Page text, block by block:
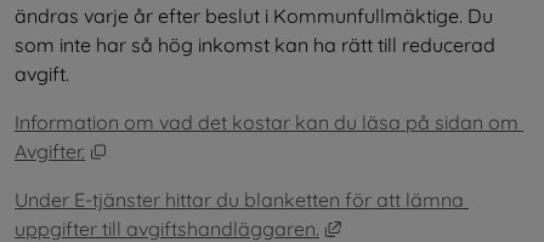
ändras varje år efter beslut i Kommunfullmäktige. Du
som inte har så hög inkomst kan ha rätt till reducerad
avgift.
Information om vad det kostar kan du läsa på sidan om
Avgifter.
Under E-tjänster hittar du blanketten för att lämna
uppgifter till avgiftshandläggaren.
Länk till annan